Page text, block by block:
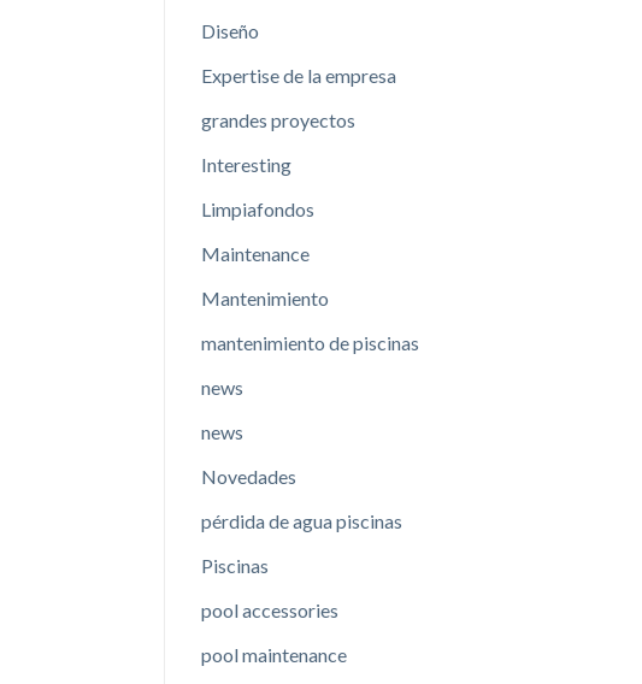
Diseño
Expertise de la empresa
grandes proyectos
Interesting
Limpiafondos
Maintenance
Mantenimiento
mantenimiento de piscinas
news
news
Novedades
pérdida de agua piscinas
Piscinas
pool accessories
pool maintenance